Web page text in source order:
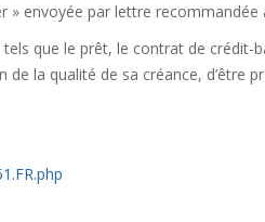
» envoyée par lettre recommandée
que le prêt, le contrat de crédit-
la qualité de sa créance, d’être